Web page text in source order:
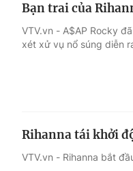
Bạn trai của
VTV.vn - A$AP Rocky
xét xử vụ nổ súng diễn
Rihanna tái khởi
VTV.vn - Rihanna bắt